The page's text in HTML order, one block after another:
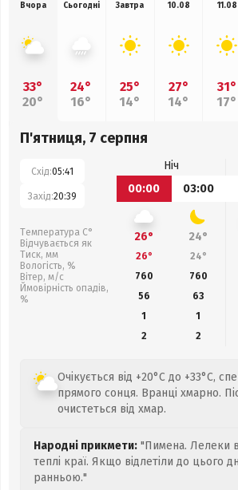
Вчора
33°
20°
Сьогодні
24°
16°
Завтра
25°
14°
10.08
27°
14°
11.08
31°
17°
П'ятниця, 7 серпня
Схід:05:41
Захід:20:39
Температура С°
Відчувається як
Тиск, мм
Вологість, %
Вітер, м/с
Ймовірність опадів,
%
Ніч
00:00
03:00
26° 24°
26° 24°
760
760
56
63
1
1
2
2
Очікується від +20°C до +33°C,
прямого сонця. Вранці хмарно.
очистеться від хмар.
Народні прикмети: "Пимена. Лелеки
теплі краї. Якщо відлетіли до цього
ранньою."